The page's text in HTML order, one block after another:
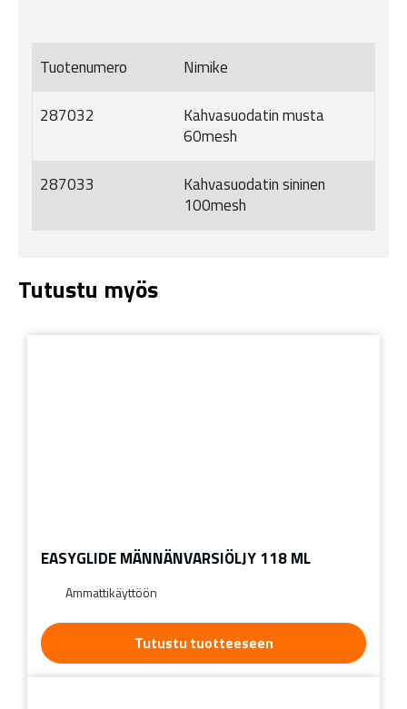
Tuotenumero Nimike
287032
Kahvasuodatin musta
60mesh
287033
Kahvasuodatin sininen
100mesh
Tutustu myös
EASYGLIDE MÄNNÄNVARSIÖLJY 118 ML
Ammattikäyttöön
Tutustu tuotteeseen